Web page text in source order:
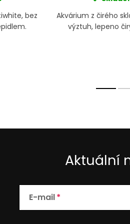
bez
Akvárium z čirého
výztuh, lepeno
Aktuální
E-mail